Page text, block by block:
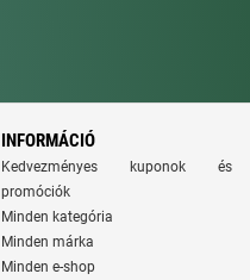
INFORMÁCIÓ
Kedvezményes kuponok és
promóciók
Minden kategória
Minden márka
Minden e-shop